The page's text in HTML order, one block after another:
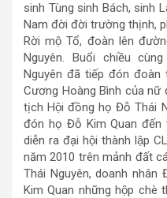
sinh Tùng sinh Bách, sinh
Nam đời đời trường thịnh,
Rời mộ Tổ, đoàn lên
Nguyên. Buổi chiều
Nguyên đã tiếp đón đoàn
Cương Hoàng Bình của
tịch Hội đồng họ Đỗ Thái
đón họ Đỗ Kim Quan đến
diễn ra đại hội thành lập
năm 2010 trên mảnh đất
Thái Nguyên, doanh
Kim Quan những hộp chè